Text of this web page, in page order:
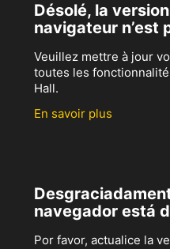
Désolé, la
navigateur n’est
Veuillez mettre à jour
toutes les
Hall.
En savoir plus
navegador está
Por favor, actualice la